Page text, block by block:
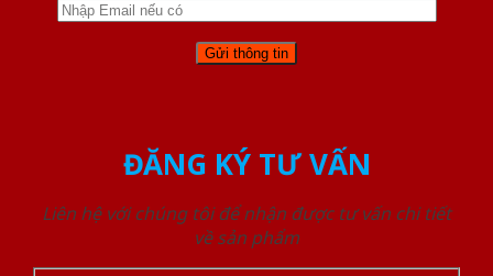
ĐĂNG KÝ TƯ VẤN
Liên hệ với chúng tôi để nhận được tư vấn chi tiết
về sản phẩm